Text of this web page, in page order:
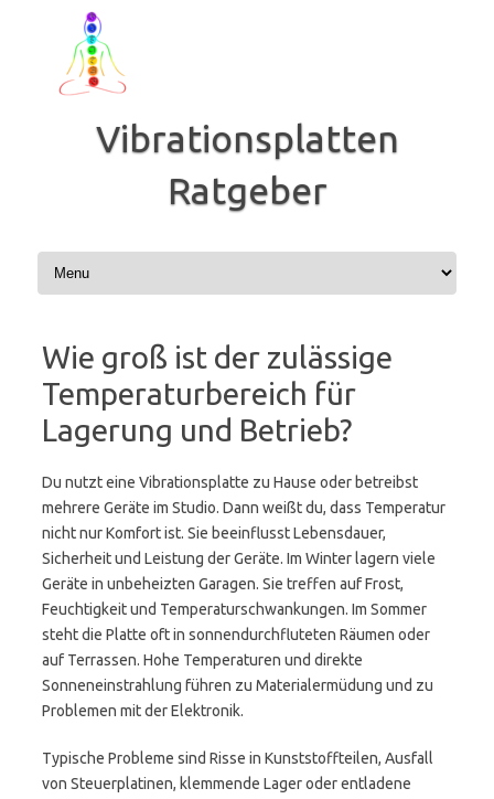
springen
Vibrationsplatten
Ratgeber
Wie groß ist der zulässige
Temperaturbereich für
Lagerung und Betrieb?
Du nutzt eine Vibrationsplatte zu Hause oder betreibst
mehrere Geräte im Studio. Dann weißt du, dass Temperatur
nicht nur Komfort ist. Sie beeinflusst Lebensdauer,
Sicherheit und Leistung der Geräte. Im Winter lagern viele
Geräte in unbeheizten Garagen. Sie treffen auf Frost,
Feuchtigkeit und Temperaturschwankungen. Im Sommer
steht die Platte oft in sonnendurchfluteten Räumen oder
auf Terrassen. Hohe Temperaturen und direkte
Sonneneinstrahlung führen zu Materialermüdung und zu
Problemen mit der Elektronik.
Typische Probleme sind Risse in Kunststoffteilen, Ausfall
von Steuerplatinen, klemmende Lager oder entladene